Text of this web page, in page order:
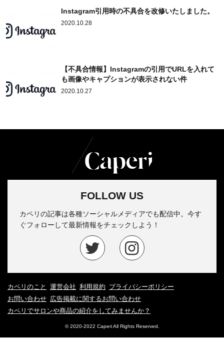
Instagram引用時の不具合を改修いたしました。
2020.10.28
【不具合情報】Instagramの引用でURLを入れて
も画像やキャプションが表示されない件
2020.10.27
FOLLOW US
カペリの記事は各種ソーシャルメディアでも配信中。今す
ぐフォローして最新情報をチェックしよう！
カペリのこと 運営会社 利用規約 プライバシーポリシー
お問い合わせ 広告掲載に関するお問い合わせ
カペリでサロンや商品の紹介をしてみませんか？
© 2020-2022 Caperi All Rights Reserved.